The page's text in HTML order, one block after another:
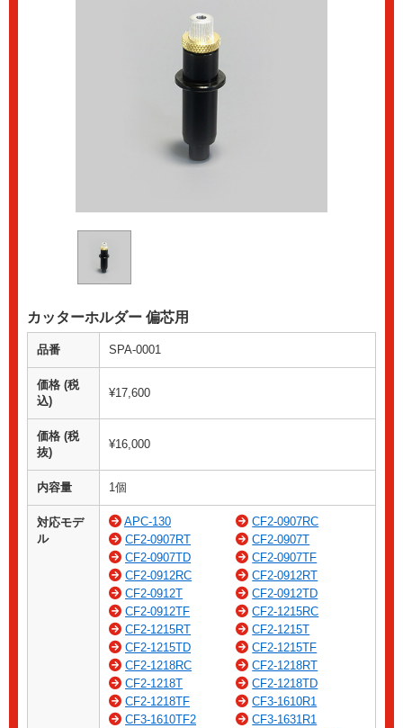
カッターホルダー 偏芯用
品番 SPA-0001
価格 (税
込)
¥17,600
価格 (税
抜)
¥16,000
内容量 1個
対応モデ
ル
APC-130
CF2-0907RC
CF2-0907RT
CF2-0907T
CF2-0907TD
CF2-0907TF
CF2-0912RC
CF2-0912RT
CF2-0912T
CF2-0912TD
CF2-0912TF
CF2-1215RC
CF2-1215RT
CF2-1215T
CF2-1215TD
CF2-1215TF
CF2-1218RC
CF2-1218RT
CF2-1218T
CF2-1218TD
CF2-1218TF
CF3-1610R1
CF3-1610TF2
CF3-1631R1